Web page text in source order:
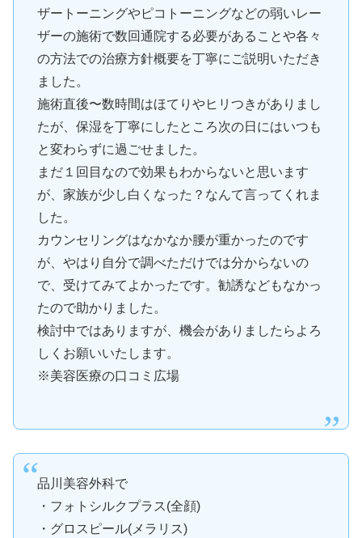
ザートーニングやピコトーニングなどの弱いレー
ザーの施術で数回通院する必要があることや各々
の方法での治療方針概要を丁寧にご説明いただき
ました。
施術直後〜数時間はほてりやヒリつきがありまし
たが、保湿を丁寧にしたところ次の日にはいつも
と変わらずに過ごせました。
まだ１回目なので効果もわからないと思います
が、家族が少し白くなった？なんて言ってくれま
した。
カウンセリングはなかなか腰が重かったのです
が、やはり自分で調べただけでは分からないの
で、受けてみてよかったです。勧誘などもなかっ
たので助かりました。
検討中ではありますが、機会がありましたらよろ
しくお願いいたします。
※美容医療の口コミ広場
品川美容外科で
・フォトシルクプラス(全顔)
・グロスピール(メラリス)